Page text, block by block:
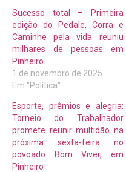
Sucesso total – Primeira
edição do Pedale, Corra e
Caminhe pela vida reuniu
milhares de pessoas em
Pinheiro
1 de novembro de 2025
Em "Política"
Esporte, prêmios e alegria:
Torneio do Trabalhador
promete reunir multidão na
próxima sexta-feira no
povoado Bom Viver, em
Pinheiro